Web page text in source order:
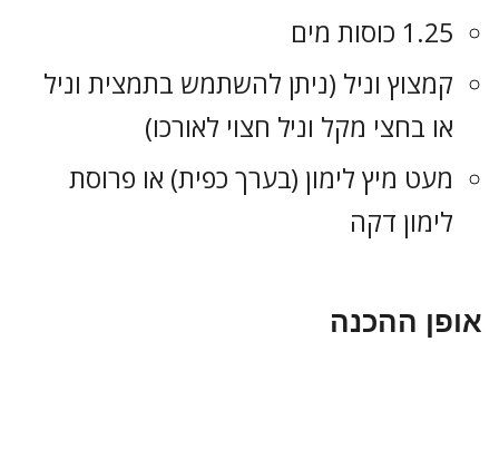
1.25 כוסות מים
קמצוץ וניל (ניתן להשתמש בתמצית וניל
או בחצי מקל וניל חצוי לאורכו)
מעט מיץ לימון (בערך כפית) או פרוסת
לימון דקה
אופן ההכנה